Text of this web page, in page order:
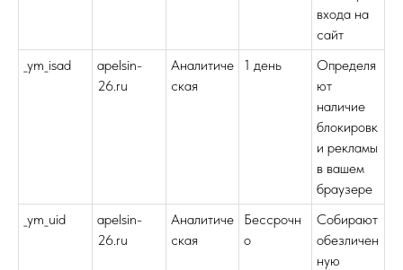
входа на
сайт
_ym_isad
apelsin-
26.ru
Аналитиче
ская
1 день
Определя
ют
наличие
блокировк
и рекламы
в вашем
браузере
_ym_uid
apelsin-
26.ru
Аналитиче
ская
Бессрочн
о
Собирают
обезличен
ную